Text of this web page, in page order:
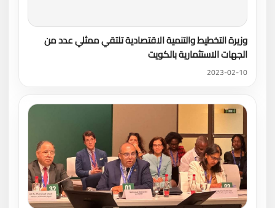
وزيرة التخطيط والتنمية الاقتصادية تلتقي ممثلي عدد من
الجهات الاستثمارية بالكويت
2023-02-10